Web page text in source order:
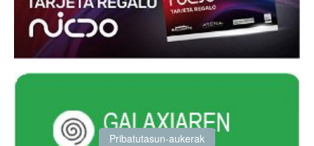
Pribatutasun-aukerak